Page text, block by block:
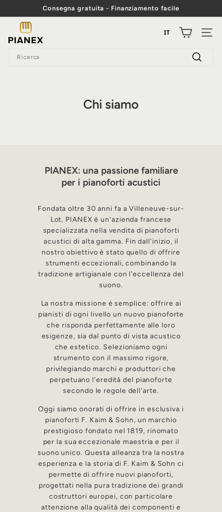
contenuto
Mostra
Consegna gratuita - Finanziamento facile
i
IT
Chi siamo
PIANEX: una passione familiare
per i pianoforti acustici
Fondata oltre 30 anni fa a Villeneuve-sur-
Lot, PIANEX è un'azienda francese
specializzata nella vendita di pianoforti
acustici di alta gamma. Fin dall'inizio, il
nostro obiettivo è stato quello di offrire
strumenti eccezionali, combinando la
tradizione artigianale con l'eccellenza del
suono.
La nostra missione è semplice: offrire ai
pianisti di ogni livello un nuovo pianoforte
che risponda perfettamente alle loro
esigenze, sia dal punto di vista acustico
che estetico. Selezioniamo ogni
strumento con il massimo rigore,
privilegiando marchi e produttori che
perpetuano l'eredità del pianoforte
secondo le regole dell'arte.
Oggi siamo onorati di offrire in esclusiva i
pianoforti F. Kaim & Sohn, un marchio
prestigioso fondato nel 1819, rinomato
per la sua eccezionale maestria e per il
suono unico. Questa alleanza tra la nostra
esperienza e la storia di F. Kaim & Sohn ci
permette di offrire nuovi pianoforti,
progettati nella pura tradizione dei grandi
costruttori europei, con particolare
attenzione alla qualità dei componenti e